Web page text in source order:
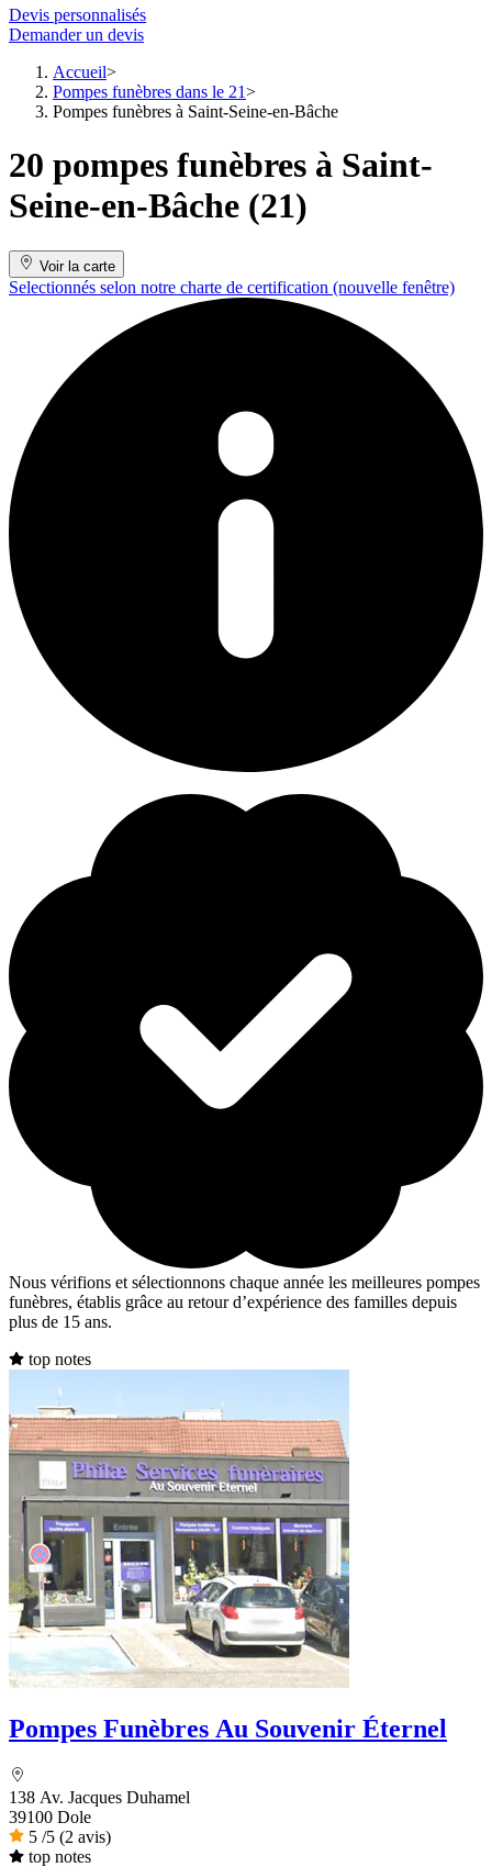
Devis personnalisés
Demander un devis
Accueil
Pompes funèbres dans le 21
Pompes funèbres à Saint-Seine-en-Bâche
20 pompes funèbres à Saint-
Seine-en-Bâche (21)
Voir la carte
Selectionnés selon notre charte de certification (nouvelle fenêtre)
Nous vérifions et sélectionnons chaque année les meilleures pompes
funèbres, établis grâce au retour d’expérience des familles depuis
plus de 15 ans.
top notes
Pompes Funèbres Au Souvenir Éternel
138 Av. Jacques Duhamel
39100 Dole
5 /5 (2 avis)
top notes